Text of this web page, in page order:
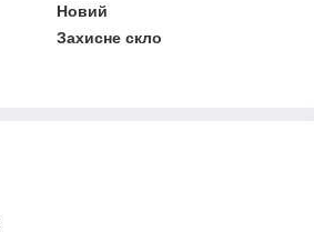
Новий
Захисне скло